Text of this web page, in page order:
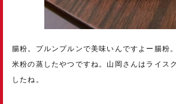
腸粉。プルンプルンで美味いんですよー腸粉。
米粉の蒸したやつですね。山岡さんはライス
したね。